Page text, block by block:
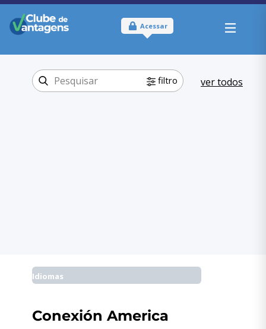
Acessar
filtro ver todos
Idiomas
Conexión America